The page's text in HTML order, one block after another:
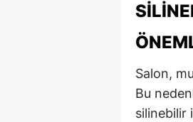
Salon,
Bu
silinebilir